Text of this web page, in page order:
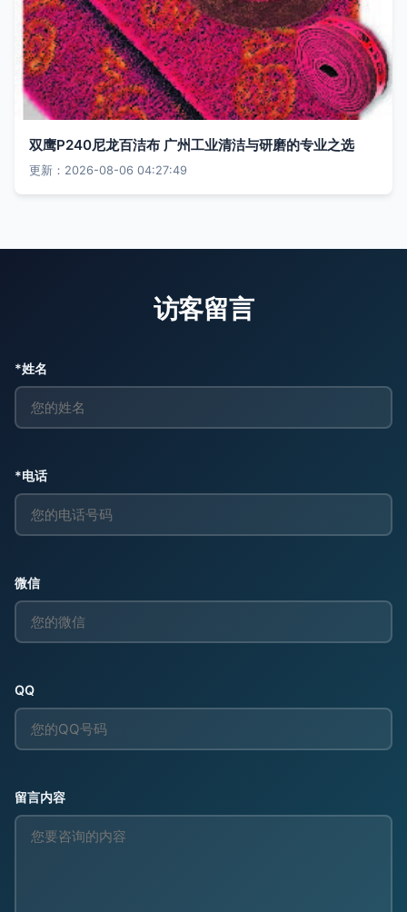
双鹰P240尼龙百洁布 广州工业清洁与研磨的专业之选
更新：2026-08-06 04:27:49
访客留言
*姓名
*电话
微信
QQ
留言内容